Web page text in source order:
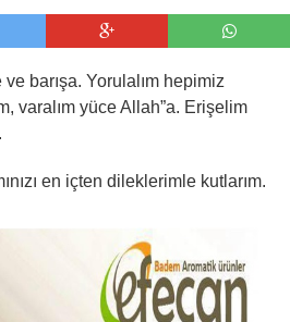
barışa. Yorulalım hepimiz
varalım yüce Allah”a. Erişelim
en içten dileklerimle kutlarım.